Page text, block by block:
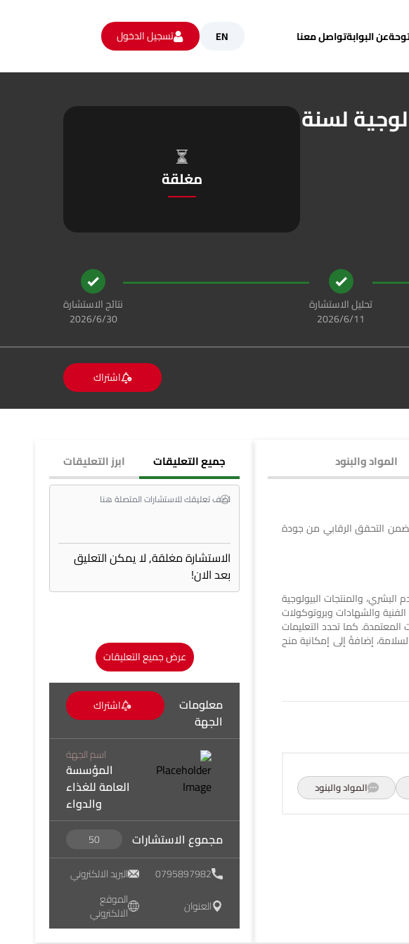
عن البوابةتواصل معنا EN تسجيل الدخول
لسنة
مغلقة
تحليل الاستشارة
11‏‏/6‏‏/2026
نتائج الاستشارة
30‏‏/6‏‏/2026
اشتراك
المواد والبنود
يضمن التحقق الرقابي من جودة
والمنتجات البيولوجية
والشهادات وبروتوكولات
المعتمدة. كما تحدد التعليمات
إضافةً إلى إمكانية منح
المواد والبنود
جميع التعليقات ابرز التعليقات
الاستشارة مغلقة, لا يمكن التعليق
بعد الان!
عرض جميع التعليقات
معلومات
الجهة
اشتراك
اسم الجهة
المؤسسة
العامة للغذاء
والدواء
مجموع الاستشارات
50
0795897982
البريد الالكتروني
العنوان
الموقع
الالكتروني